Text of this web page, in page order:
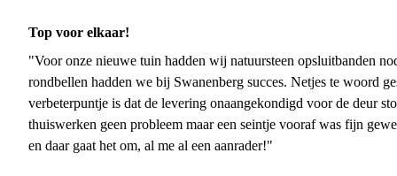
Top voor elkaar!
"Voor onze nieuwe tuin hadden wij natuursteen opsluitbanden
rondbellen hadden we bij Swanenberg succes. Netjes te woord
verbeterpuntje is dat de levering onaangekondigd voor de deur
thuiswerken geen probleem maar een seintje vooraf was fijn
en daar gaat het om, al me al een aanrader!"